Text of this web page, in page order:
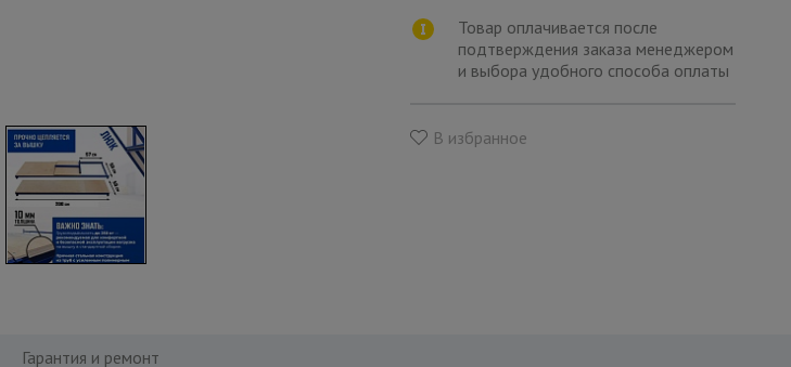
Товар оплачивается после
подтверждения заказа менеджером
и выбора удобного способа оплаты
В избранное
Гарантия и ремонт